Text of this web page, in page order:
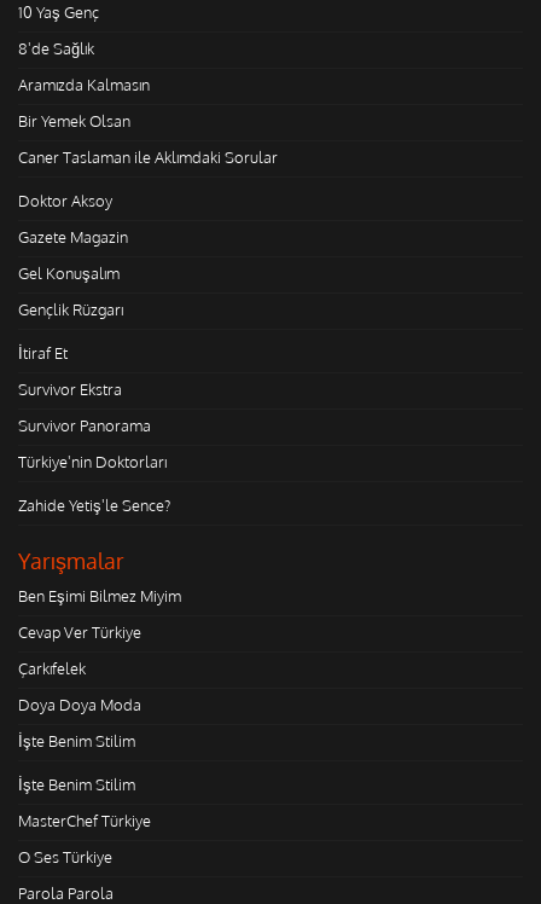
10 Yaş Genç
8'de Sağlık
Aramızda Kalmasın
Bir Yemek Olsan
Caner Taslaman ile Aklımdaki Sorular
Doktor Aksoy
Gazete Magazin
Gel Konuşalım
Gençlik Rüzgarı
İtiraf Et
Survivor Ekstra
Survivor Panorama
Türkiye'nin Doktorları
Zahide Yetiş'le Sence?
Yarışmalar
Ben Eşimi Bilmez Miyim
Cevap Ver Türkiye
Çarkıfelek
Doya Doya Moda
İşte Benim Stilim
İşte Benim Stilim
MasterChef Türkiye
O Ses Türkiye
Parola Parola